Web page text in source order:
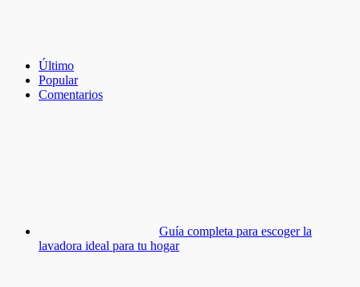
Último
Popular
Comentarios
Guía completa para escoger la
lavadora ideal para tu hogar